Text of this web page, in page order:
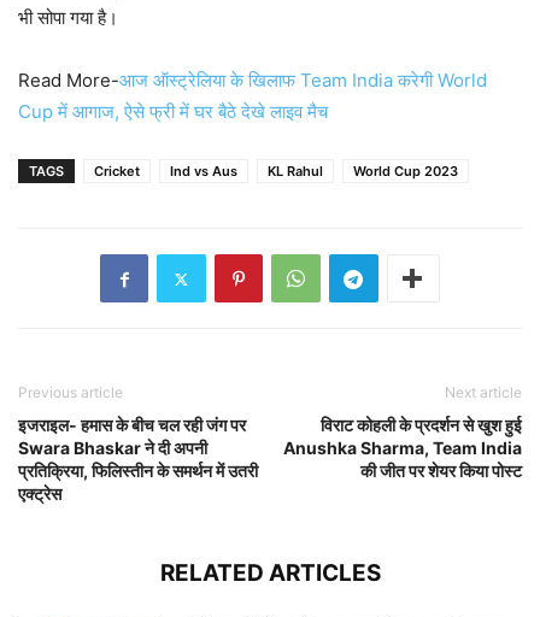
भी सोपा गया है।
Read More-आज ऑस्ट्रेलिया के खिलाफ Team India करेगी World
Cup में आगाज, ऐसे फ्री में घर बैठे देखे लाइव मैच
TAGS Cricket Ind vs Aus KL Rahul World Cup 2023
Previous article
इजराइल- हमास के बीच चल रही जंग पर
Swara Bhaskar ने दी अपनी
प्रतिक्रिया, फिलिस्तीन के समर्थन में उतरी
एक्ट्रेस
Next article
विराट कोहली के प्रदर्शन से खुश हुई
Anushka Sharma, Team India
की जीत पर शेयर किया पोस्ट
RELATED ARTICLES